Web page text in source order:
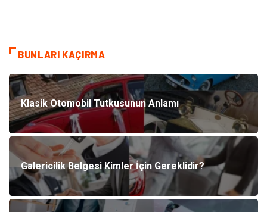
BUNLARI KAÇIRMA
Klasik Otomobil Tutkusunun Anlamı
Galericilik Belgesi Kimler İçin Gereklidir?